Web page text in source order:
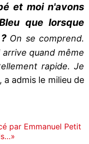
et moi n'avons
que lorsque
On se comprend.
quand même
rapide. Je
, a admis le milieu de
par Emmanuel Petit